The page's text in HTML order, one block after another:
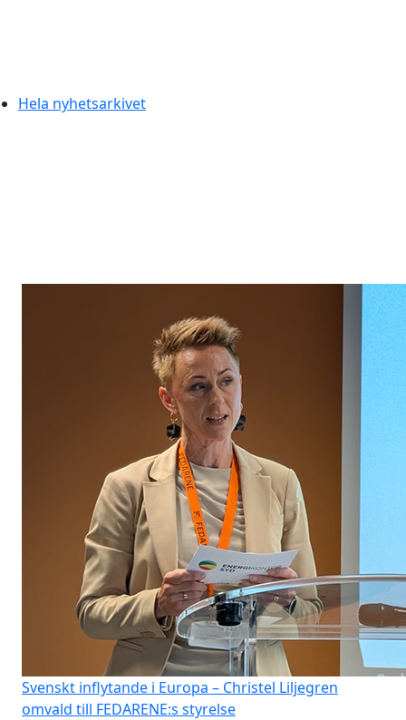
Hela nyhetsarkivet
Svenskt inflytande i Europa – Christel Liljegren
omvald till FEDARENE:s styrelse